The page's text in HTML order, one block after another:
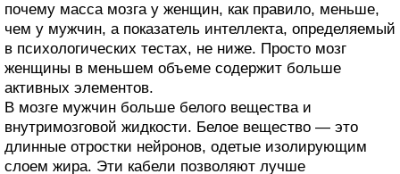
почему масса мозга у женщин, как правило, меньше,
чем у мужчин, а показатель интеллекта, определяемый
в психологических тестах, не ниже. Просто мозг
женщины в меньшем объеме содержит больше
активных элементов.
В мозге мужчин больше белого вещества и
внутримозговой жидкости. Белое вещество — это
длинные отростки нейронов, одетые изолирующим
слоем жира. Эти кабели позволяют лучше